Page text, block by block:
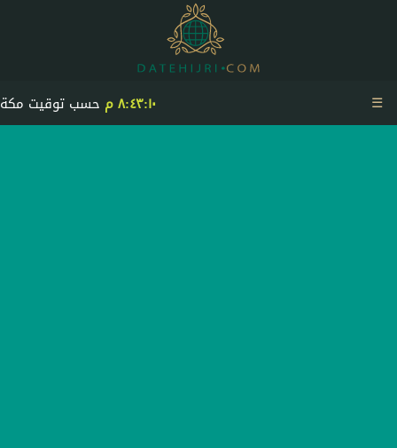
٨:٤٣:١٠ م حسب توقيت مكة ☰